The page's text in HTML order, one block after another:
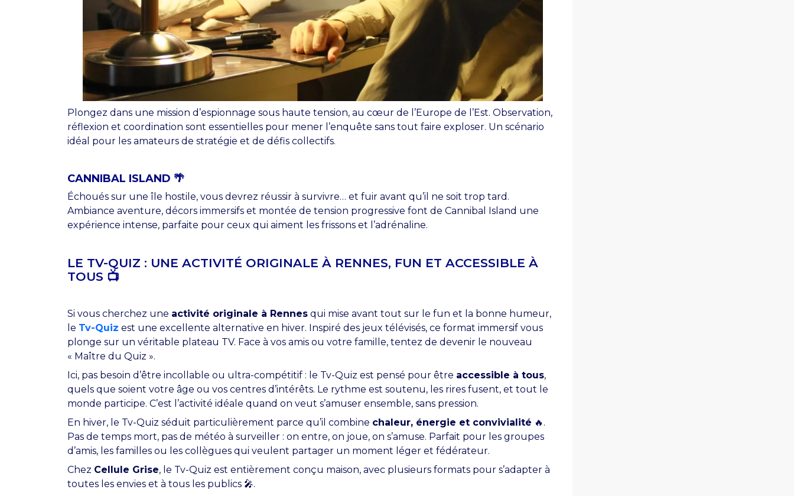
Plongez dans une mission d’espionnage sous haute tension, au cœur de l’Europe de l’Est. Observation,
réflexion et coordination sont essentielles pour mener l’enquête sans tout faire exploser. Un scénario
idéal pour les amateurs de stratégie et de défis collectifs.
CANNIBAL ISLAND 🌴
Échoués sur une île hostile, vous devrez réussir à survivre… et fuir avant qu’il ne soit trop tard.
Ambiance aventure, décors immersifs et montée de tension progressive font de Cannibal Island une
expérience intense, parfaite pour ceux qui aiment les frissons et l’adrénaline.
LE TV-QUIZ : UNE ACTIVITÉ ORIGINALE À RENNES, FUN ET ACCESSIBLE À
TOUS 📺
Si vous cherchez une activité originale à Rennes qui mise avant tout sur le fun et la bonne humeur,
le Tv-Quiz est une excellente alternative en hiver. Inspiré des jeux télévisés, ce format immersif vous
plonge sur un véritable plateau TV. Face à vos amis ou votre famille, tentez de devenir le nouveau
« Maître du Quiz ».
Ici, pas besoin d’être incollable ou ultra-compétitif : le Tv-Quiz est pensé pour être accessible à tous,
quels que soient votre âge ou vos centres d’intérêts. Le rythme est soutenu, les rires fusent, et tout le
monde participe. C’est l’activité idéale quand on veut s’amuser ensemble, sans pression.
En hiver, le Tv-Quiz séduit particulièrement parce qu’il combine chaleur, énergie et convivialité 🔥.
Pas de temps mort, pas de météo à surveiller : on entre, on joue, on s’amuse. Parfait pour les groupes
d’amis, les familles ou les collègues qui veulent partager un moment léger et fédérateur.
Chez Cellule Grise, le Tv-Quiz est entièrement conçu maison, avec plusieurs formats pour s’adapter à
toutes les envies et à tous les publics 🎤.